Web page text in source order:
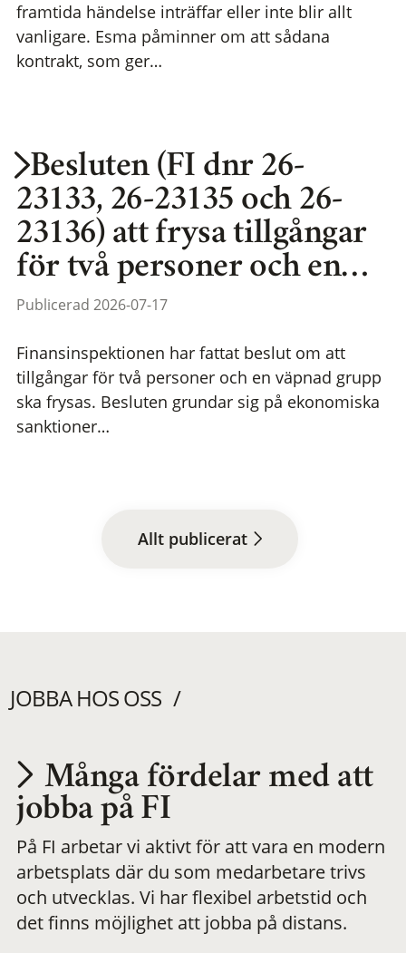
framtida händelse inträffar eller inte blir allt
vanligare. Esma påminner om att sådana
kontrakt, som ger…
Besluten (FI dnr 26-
23133, 26-23135 och 26-
23136) att frysa tillgångar
för två personer och en…
Publicerad 2026-07-17
Finansinspektionen har fattat beslut om att
tillgångar för två personer och en väpnad grupp
ska frysas. Besluten grundar sig på ekonomiska
sanktioner…
Allt publicerat
JOBBA HOS OSS
Utvecklas på en
meningsfull och
flexibel
Många fördelar med att
jobba på FI
På FI arbetar vi aktivt för att vara en modern
arbetsplats där du som medarbetare trivs
och utvecklas. Vi har flexibel arbetstid och
det finns möjlighet att jobba på distans.